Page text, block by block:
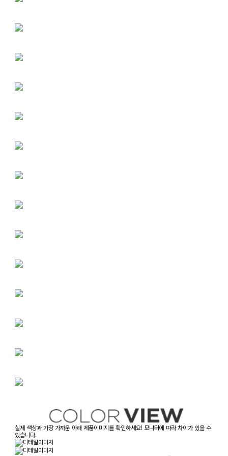
실제 색상과 가장 가까운 아래 제품이미지를 확인하세요! 모니터에 따라 차이가 있을 수
있습니다.